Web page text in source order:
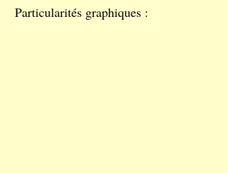
Particularités graphiques :